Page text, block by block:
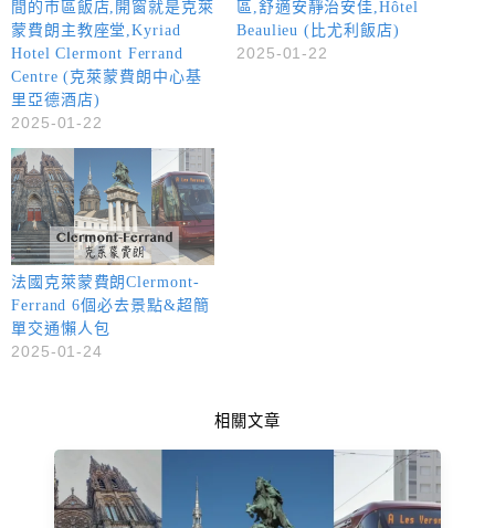
間的市區飯店,開窗就是克萊
蒙費朗主教座堂,Kyriad
Hotel Clermont Ferrand
Centre (克萊蒙費朗中心基
里亞德酒店)
2025-01-22
區,舒適安靜治安佳,Hôtel
Beaulieu (比尤利飯店)
2025-01-22
法國克萊蒙費朗Clermont-
Ferrand 6個必去景點&超簡
單交通懶人包
2025-01-24
相關文章